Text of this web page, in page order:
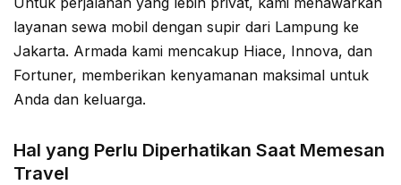
layanan sewa mobil dengan supir dari Lampung ke
Jakarta. Armada kami mencakup Hiace, Innova, dan
Fortuner, memberikan kenyamanan maksimal untuk
Anda dan keluarga.
Hal yang Perlu Diperhatikan Saat Memesan
Travel